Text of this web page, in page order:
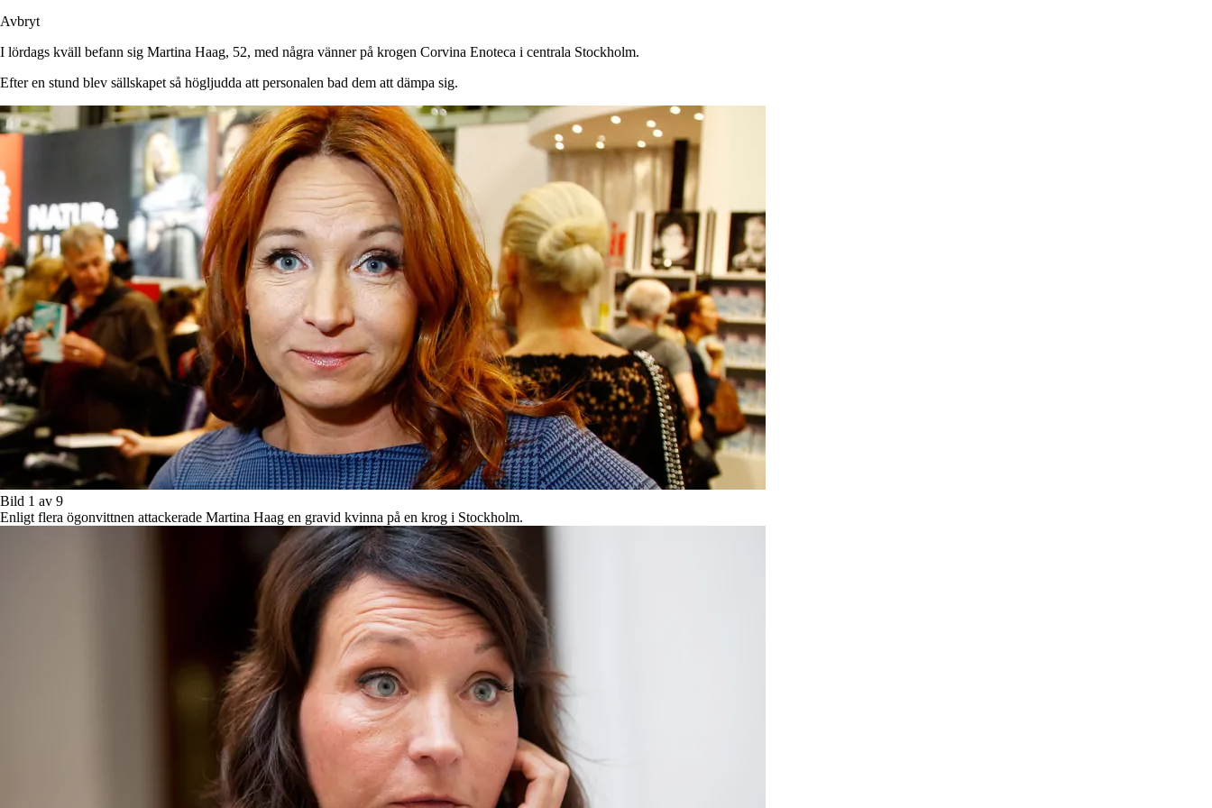
Avbryt
I lördags kväll befann sig Martina Haag, 52, med några vänner på krogen Corvina Enoteca i centrala Stockholm.
Efter en stund blev sällskapet så högljudda att personalen bad dem att dämpa sig.
Bild 1 av 9
Enligt flera ögonvittnen attackerade Martina Haag en gravid kvinna på en krog i Stockholm.